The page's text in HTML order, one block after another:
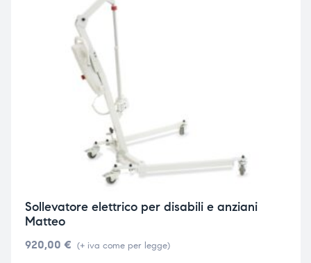
Sollevatore elettrico per disabili e anziani
Matteo
920,00 € (+ iva come per legge)